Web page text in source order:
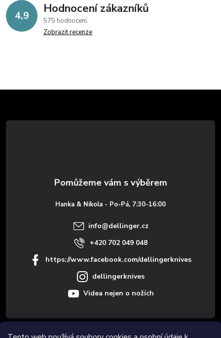
4,9 Hodnocení zákazníků
575 hodnocení
Zobrazit recenze
á
Hanka & Nikola - Po-Pá, 7:30-16:00
info@dellinger.cz
+420 702 049 048
https://www.facebook.com/dellingerknives
dellingerknives
Videa nejen o nožích